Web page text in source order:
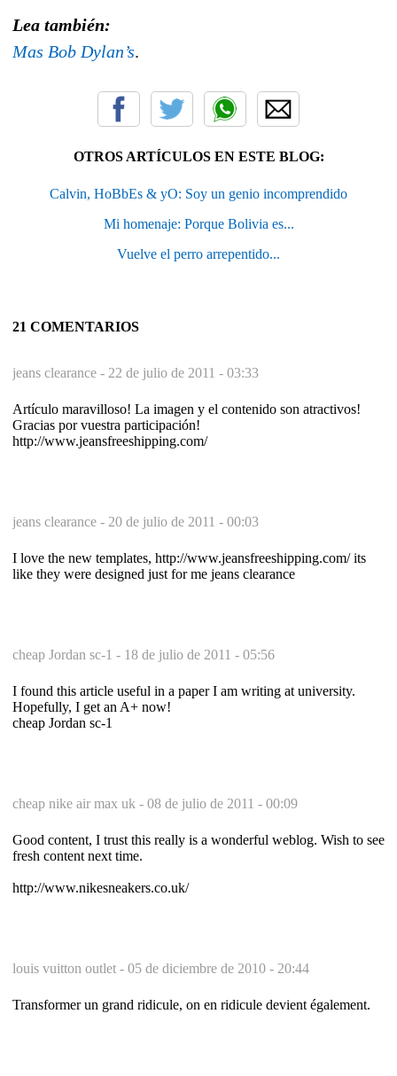
Lea también:
Mas Bob Dylan’s.
OTROS ARTÍCULOS EN ESTE BLOG:
Calvin, HoBbEs & yO: Soy un genio incomprendido
Mi homenaje: Porque Bolivia es...
Vuelve el perro arrepentido...
21 COMENTARIOS
jeans clearance - 22 de julio de 2011 - 03:33
Artículo maravilloso! La imagen y el contenido son atractivos!
Gracias por vuestra participación!
http://www.jeansfreeshipping.com/
jeans clearance - 20 de julio de 2011 - 00:03
I love the new templates, http://www.jeansfreeshipping.com/ its
like they were designed just for me jeans clearance
cheap Jordan sc-1 - 18 de julio de 2011 - 05:56
I found this article useful in a paper I am writing at university.
Hopefully, I get an A+ now!
cheap Jordan sc-1
cheap nike air max uk - 08 de julio de 2011 - 00:09
Good content, I trust this really is a wonderful weblog. Wish to see
fresh content next time.
http://www.nikesneakers.co.uk/
louis vuitton outlet - 05 de diciembre de 2010 - 20:44
Transformer un grand ridicule, on en ridicule devient également.